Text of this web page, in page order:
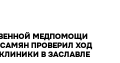
МЕДПОМОЩИ
ПРОВЕРИЛ ХОД
В ЗАСЛАВЛЕ